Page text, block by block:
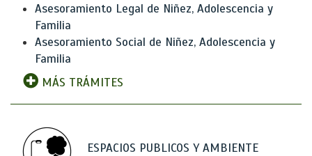
Asesoramiento Legal de Niñez, Adolescencia y
Familia
Asesoramiento Social de Niñez, Adolescencia y
Familia
MÁS TRÁMITES
ESPACIOS PUBLICOS Y AMBIENTE